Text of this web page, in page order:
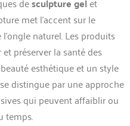
met l’accent sur le
naturel. Les produits
préserver la santé des
esthétique et un style
distingue par une approche
qui peuvent affaiblir ou
temps.